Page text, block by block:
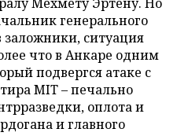
генерального
заложники, ситуация
что в Анкаре одним
подвергся атаке с
MIT – печально
оплота и
и главного